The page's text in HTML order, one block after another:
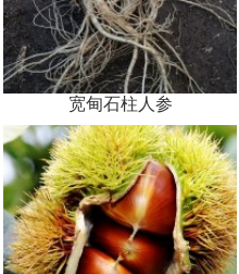
宽甸石柱人参